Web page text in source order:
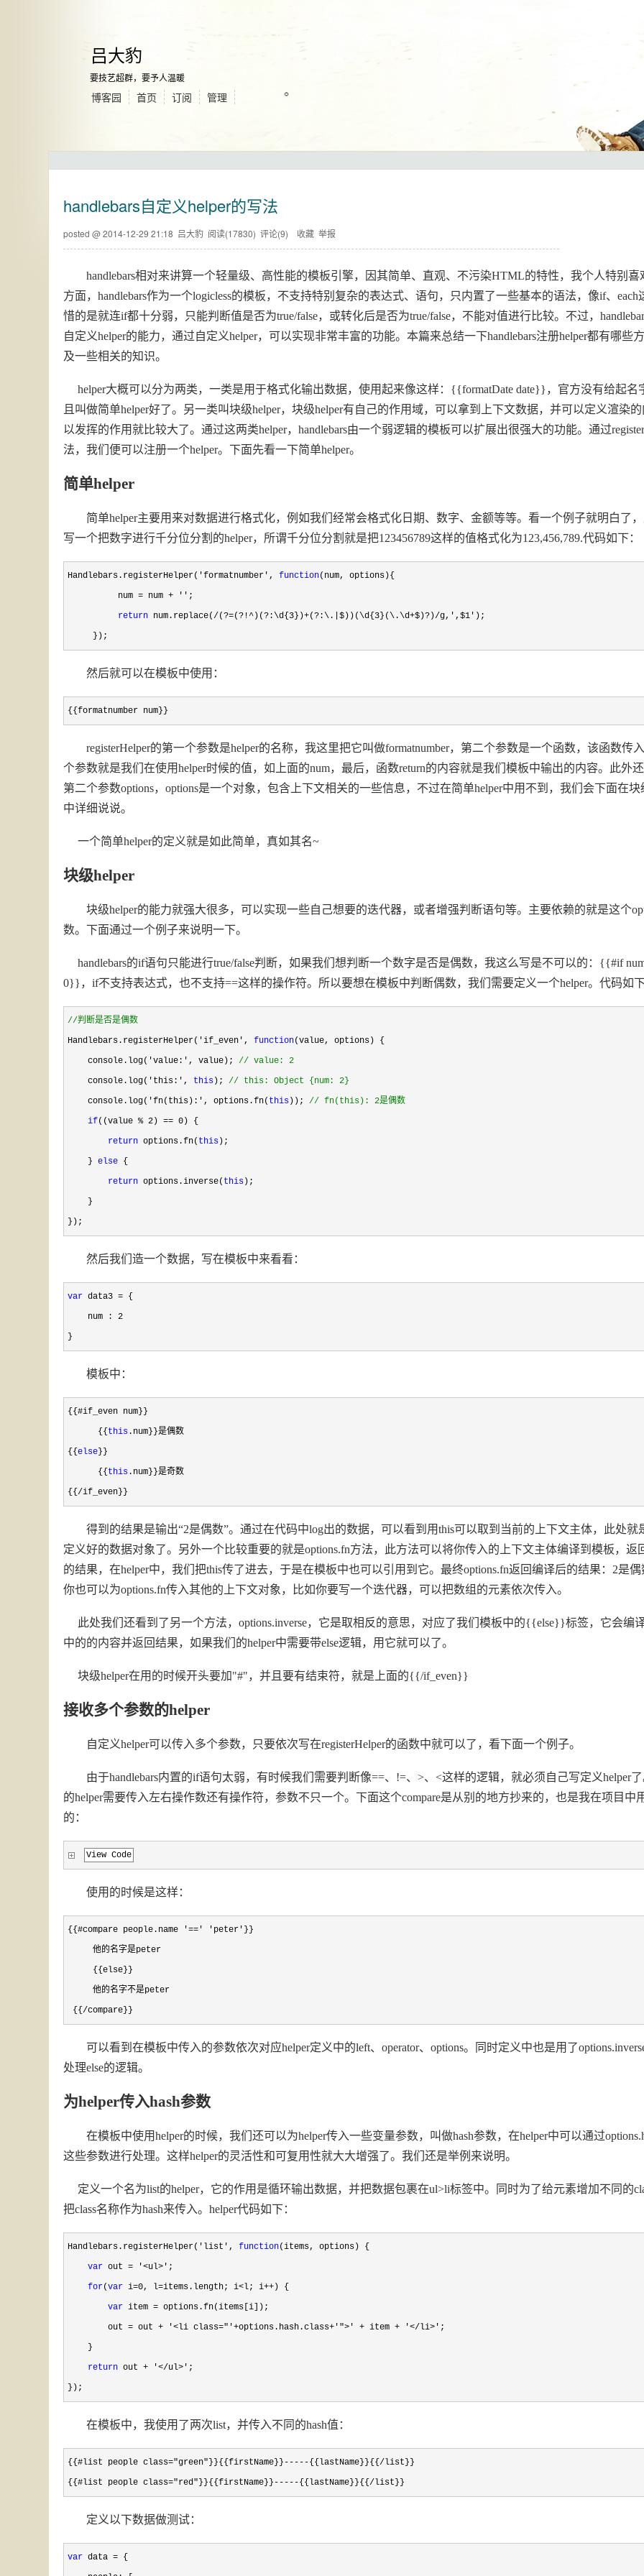
吕大豹
要技艺超群，要予人温暖
博客园 首页 订阅 管理
handlebars自定义helper的写法
handlebars相对来讲算一个轻量级、高性能的模板引擎，因其简单、直观、不污染HTML的特性，我个人特别喜
方面，handlebars作为一个logicless的模板，不支持特别复杂的表达式、语句，只内置了一些基本的语法，像if、each
惜的是就连if都十分弱，只能判断值是否为true/false，或转化后是否为true/false，不能对值进行比较。不过，
自定义helper的能力，通过自定义helper，可以实现非常丰富的功能。本篇来总结一下handlebars注册helper都有哪些
及一些相关的知识。
helper大概可以分为两类，一类是用于格式化输出数据，使用起来像这样：{{formatDate date}}，官方没有给起名
且叫做简单helper好了。另一类叫块级helper，块级helper有自己的作用域，可以拿到上下文数据，并可以定义渲染
以发挥的作用就比较大了。通过这两类helper，handlebars由一个弱逻辑的模板可以扩展出很强大的功能。通过
法，我们便可以注册一个helper。下面先看一下简单helper。
简单helper
简单helper主要用来对数据进行格式化，例如我们经常会格式化日期、数字、金额等等。看一个例子就明白了
写一个把数字进行千分位分割的helper，所谓千分位分割就是把123456789这样的值格式化为123,456,789.代码如下：
Handlebars.registerHelper('formatnumber', function(num, options){
          num
= num + '' ;
return num.replace(/(?=(?!^)(?:\d{3})+(?:\.|$))(\d{3}(\.\d+$)?)/g,',$1' );
     });
然后就可以在模板中使用：
{{formatnumber num}}
registerHelper的第一个参数是helper的名称，我这里把它叫做formatnumber，第二个参数是一个函数，该函数传
个参数就是我们在使用helper时候的值，如上面的num，最后，函数return的内容就是我们模板中输出的内容。此外
第二个参数options，options是一个对象，包含上下文相关的一些信息，不过在简单helper中用不到，我们会下面在块
中详细说说。
一个简单helper的定义就是如此简单，真如其名~
块级helper
块级helper的能力就强大很多，可以实现一些自己想要的迭代器，或者增强判断语句等。主要依赖的就是这个
数。下面通过一个例子来说明一下。
handlebars的if语句只能进行true/false判断，如果我们想判断一个数字是否是偶数，我这么写是不可以的：{{#if
0}}，if不支持表达式，也不支持==这样的操作符。所以要想在模板中判断偶数，我们需要定义一个helper。代码如
//判断是否是偶数
Handlebars.registerHelper('if_even', function(value, options) {
    console.log(
'value:', value); // value: 2
    console.log('this:',
this ); // this: Object {num: 2}
    console.log('fn(this):', options.fn(
this )); // fn(this): 2是偶数
if((value % 2) == 0 ) {
return options.fn( this );
    }
else {
return options.inverse( this );
    }
});
然后我们造一个数据，写在模板中来看看：
var data3 = {
    num :
2
}
模板中：
{{#if_even num}}
      {{
this .num}}是偶数
{{else }}
      {{
this .num}}是奇数
{{/if_even}}
得到的结果是输出“2是偶数”。通过在代码中log出的数据，可以看到用this可以取到当前的上下文主体，此处就
定义好的数据对象了。另外一个比较重要的就是options.fn方法，此方法可以将你传入的上下文主体编译到模板，返
的结果，在helper中，我们把this传了进去，于是在模板中也可以引用到它。最终options.fn返回编译后的结果：2是
你也可以为options.fn传入其他的上下文对象，比如你要写一个迭代器，可以把数组的元素依次传入。
此处我们还看到了另一个方法，options.inverse，它是取相反的意思，对应了我们模板中的{{else}}标签，它会编
中的的内容并返回结果，如果我们的helper中需要带else逻辑，用它就可以了。
块级helper在用的时候开头要加"#"，并且要有结束符，就是上面的{{/if_even}}
接收多个参数的helper
自定义helper可以传入多个参数，只要依次写在registerHelper的函数中就可以了，看下面一个例子。
由于handlebars内置的if语句太弱，有时候我们需要判断像==、!=、>、<这样的逻辑，就必须自己写定义helper
的helper需要传入左右操作数还有操作符，参数不只一个。下面这个compare是从别的地方抄来的，也是我在项目中
的：
View Code
使用的时候是这样：
{{#compare people.name '==' 'peter'}}
     他的名字是peter
     {{else}}
     他的名字不是peter
{{/compare}}
可以看到在模板中传入的参数依次对应helper定义中的left、operator、options。同时定义中也是用了
处理else的逻辑。
为helper传入hash参数
在模板中使用helper的时候，我们还可以为helper传入一些变量参数，叫做hash参数，在helper中可以通过
这些参数进行处理。这样helper的灵活性和可复用性就大大增强了。我们还是举例来说明。
定义一个名为list的helper，它的作用是循环输出数据，并把数据包裹在ul>li标签中。同时为了给元素增加不同的
把class名称作为hash来传入。helper代码如下：
Handlebars.registerHelper('list', function(items, options) {
var out = '<ul>' ;
for(var i=0, l=items.length; i<l; i++ ) {
var item = options.fn(items[i]);
        out
= out + '<li class="'+options.hash.class+'">' + item + '</li>' ;
    }
return out + '</ul>' ;
});
在模板中，我使用了两次list，并传入不同的hash值：
{{#list people class="green"}}{{firstName}}-----{{lastName}}{{/list}}
{{#list people class="red"}}{{firstName}}-----{{lastName}}{{/list}}
定义以下数据做测试：
var data = {
posted @2014-12-29 21:18 吕大豹 阅读(17830) 评论(9) 收藏 举报